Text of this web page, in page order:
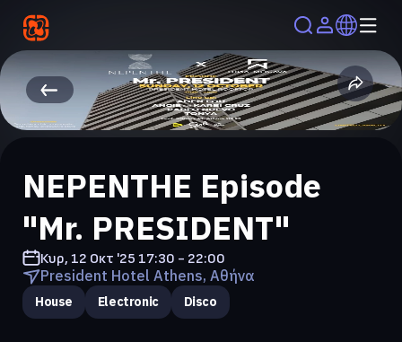
NEPENTHE Episode
"Mr. PRESIDENT"
Κυρ, 12 Οκτ '25 17:30 - 22:00
President Hotel Athens, Αθήνα
House Electronic Disco